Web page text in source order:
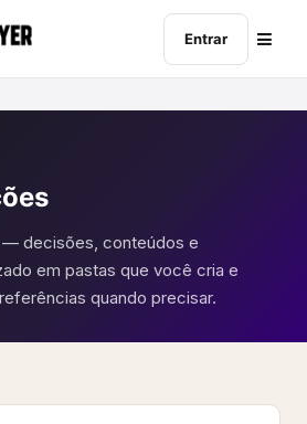
Entrar
— decisões, conteúdos e
em pastas que você cria e
quando precisar.